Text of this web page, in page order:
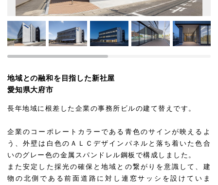
地域との融和を目指した新社屋
愛知県大府市
長年地域に根差した企業の事務所ビルの建て替えです。
企業のコーポレートカラーである青色のサインが映えるよ
う、外壁は白色のＡＬＣデザインパネルと落ち着いた色合
いのグレー色の金属スパンドレル鋼板で構成しました。
また安定した採光の確保と地域との繋がりを意識して、建
物の北側である前面道路に対し連窓サッシを設けていま